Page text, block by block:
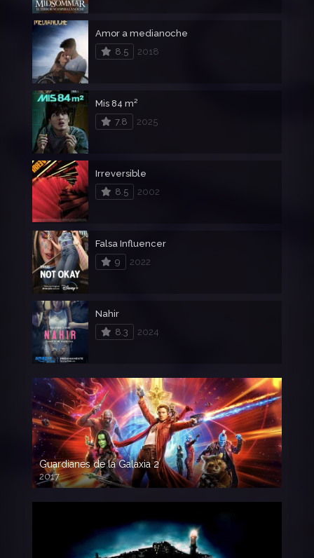
Amor a medianoche
8.5
2018
Mis 84 m²
7.8
2025
Irreversible
8.5
2002
Falsa Influencer
9
2022
Nahir
8.3
2024
Guardianes de la Galaxia 2
2017
720p HD